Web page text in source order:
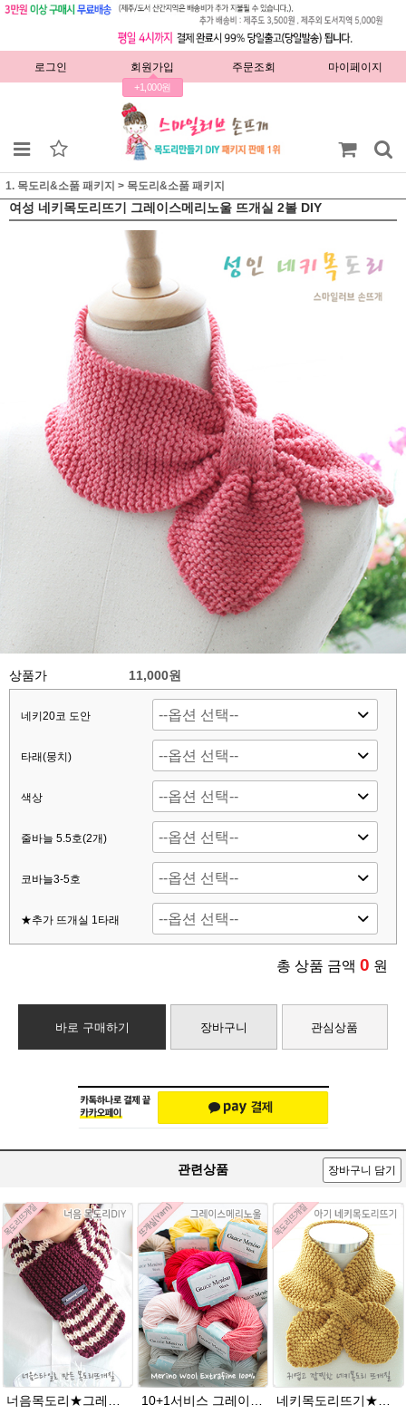
로그인 회원가입
+1,000원
주문조회 마이페이지
1. 목도리&소품 패키지 > 목도리&소품 패키지
여성 네키목도리뜨기 그레이스메리노울 뜨개실 2볼 DIY
상품가 11,000원
네키20코 도안
타래(뭉치)
색상
줄바늘 5.5호(2개)
코바늘3-5호
★추가 뜨개실 1타래
총 상품 금액 0 원
바로 구매하기 장바구니 관심상품
관련상품 장바구니 담기
너음목도리★그레이스메리노울 성인목도리뜨개질
10+1서비스 그레이스메리노울 부드러운 털실/뜨개실/뜨개질실/손뜨개실/목도리털실/모자털실
네키목도리뜨기★그레이스메리노울 미니목도리뜨기